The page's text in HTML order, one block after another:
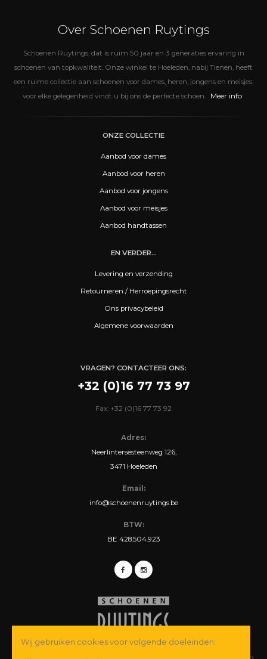
Over Schoenen Ruytings
Schoenen Ruytings, dat is ruim 50 jaar en 3 generaties ervaring in
schoenen van topkwaliteit. Onze winkel te Hoeleden, nabij Tienen, heeft
een ruime collectie aan schoenen voor dames, heren, jongens en meisjes:
voor elke gelegenheid vindt u bij ons de perfecte schoen.
Meer info
ONZE COLLECTIE
Aanbod voor dames
Aanbod voor heren
Aanbod voor jongens
Aanbod voor meisjes
Aanbod handtassen
EN VERDER...
Levering en verzending
Retourneren / Herroepingsrecht
Ons privacybeleid
Algemene voorwaarden
VRAGEN? CONTACTEER ONS:
+32 (0)16 77 73 97
Fax: +32 (0)16 77 73 92
Adres:
Neerlintersesteenweg 126,
3471 Hoeleden
Email:
info@schoenenruytings.be
BTW:
BE 428.504.923
Wij gebruiken cookies voor volgende doeleinden: